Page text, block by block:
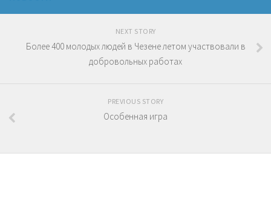
NEXT STORY
Более 400 молодых людей в Чезене летом участвовали в
добровольных работах
PREVIOUS STORY
Особенная игра